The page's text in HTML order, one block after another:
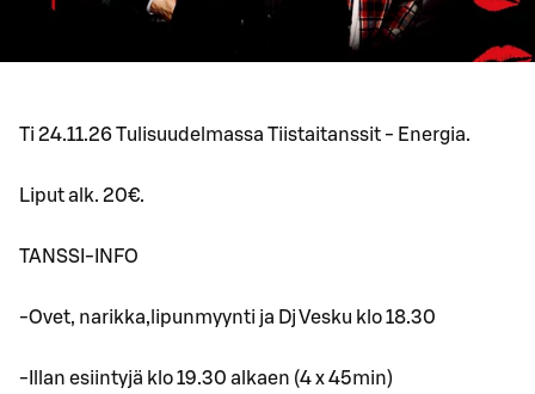
Ti 24.11.26 Tulisuudelmassa Tiistaitanssit - Energia.
Liput alk. 20€.
TANSSI-INFO
-Ovet, narikka,lipunmyynti ja Dj Vesku klo 18.30
-Illan esiintyjä klo 19.30 alkaen (4 x 45min)